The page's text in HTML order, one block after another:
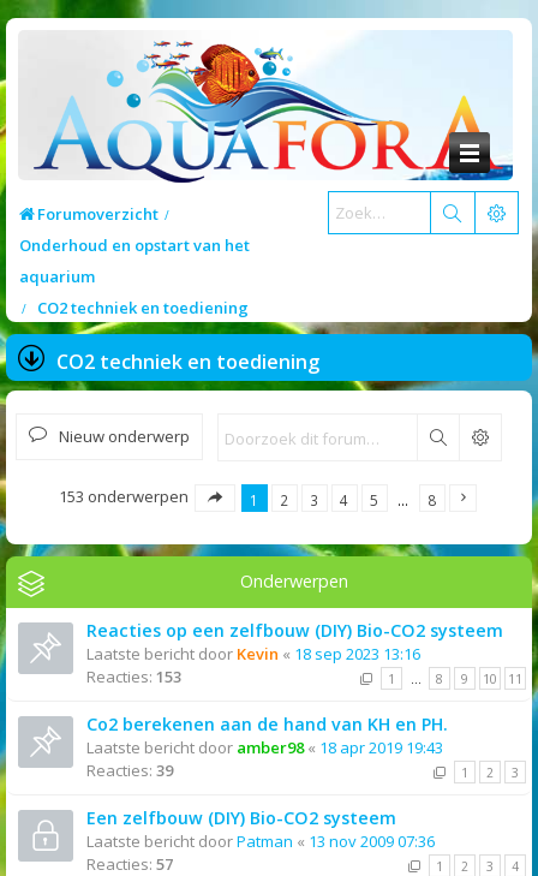
Forumoverzicht
Onderhoud en opstart van het
aquarium
CO2 techniek en toediening
CO2 techniek en toediening
Nieuw onderwerp Zoek
153 onderwerpen 1 2 3 4 5 … 8
Onderwerpen
Reacties op een zelfbouw (DIY) Bio-CO2 systeem
Laatste bericht door Kevin « 18 sep 2023 13:16
Reacties: 153 1 … 8 9 10 11
Co2 berekenen aan de hand van KH en PH.
Laatste bericht door amber98« 18 apr 2019 19:43
Reacties: 39 1 2 3
Een zelfbouw (DIY) Bio-CO2 systeem
Laatste bericht doorPatman « 13 nov 2009 07:36
Reacties: 57 1 2 3 4